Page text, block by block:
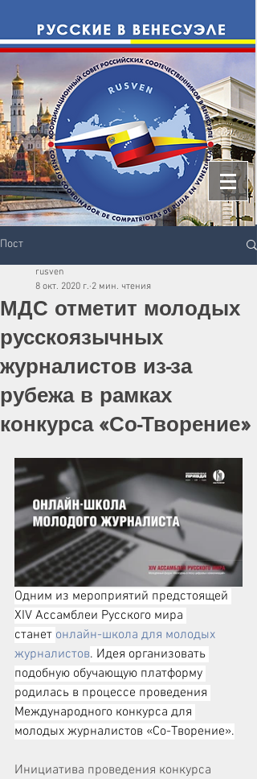
Пост
МДС отметит молодых
русскоязычных
журналистов из-за
рубежа в рамках
конкурса «Со-Творение»
rusven
8 окт. 2020 г. 2 мин. чтения
Одним из мероприятий предстоящей
XIV Ассамблеи Русского мира
станет онлайн-школа для молодых
журналистов. Идея организовать
подобную обучающую платформу
родилась в процессе проведения
Международного конкурса для
молодых журналистов «Со-Творение».
Инициатива проведения конкурса